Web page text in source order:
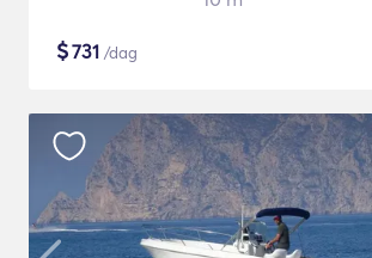
$731 /dag